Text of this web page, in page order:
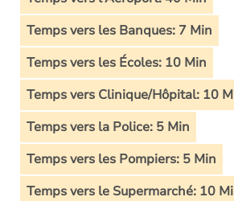
Temps vers les Banques: 7 Min
Temps vers les Écoles: 10 Min
Temps vers Clinique/Hôpital: 10
Temps vers la Police: 5 Min
Temps vers les Pompiers: 5 Min
Temps vers le Supermarché: 10